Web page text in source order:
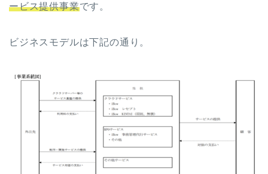
ービス提供事業です。
ビジネスモデルは下記の通り。